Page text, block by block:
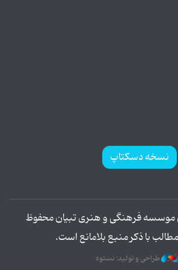
نسخه دسکتاپ
موسسه فرهنگی و هنری تبیان محفوظ
با ذکر منبع بلامانع است.
طراحی و تولید: نستوه